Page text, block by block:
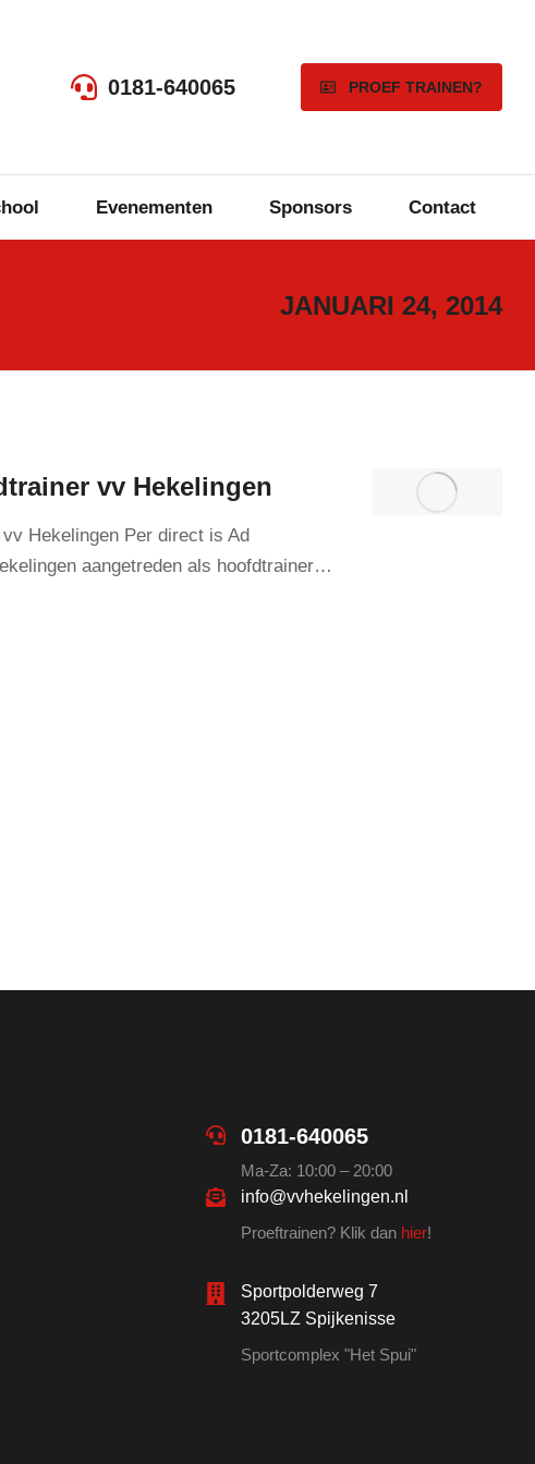
0181-640065 PROEF TRAINEN?
Evenementen Sponsors Contact
JANUARI 24, 2014
vv Hekelingen
Hekelingen Per direct is Ad
aangetreden als hoofdtrainer…
0181-640065
Ma-Za: 10:00 – 20:00
info@vvhekelingen.nl
Proeftrainen? Klik dan hier!
Sportpolderweg 7
3205LZ Spijkenisse
Sportcomplex "Het Spui"